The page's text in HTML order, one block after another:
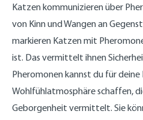
Katzen kommunizieren über
von Kinn und Wangen an
markieren Katzen mit
ist. Das vermittelt ihnen
Pheromonen kannst du für deine
Wohlfühlatmosphäre schaffen,
Geborgenheit vermittelt. Sie